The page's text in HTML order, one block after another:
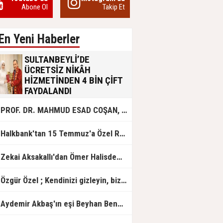
Abone Ol Takip Et
Yeni Haberler
SULTANBEYLİ’DE
ÜCRETSİZ NİKÂH
HİZMETİNDEN 4 BİN ÇİFT
FAYDALANDI
olan gençlere destek amacıyla
başlattığı ücretsiz nikâh hizmetini
başlattıklarını belirten Sultanbeyli
ücretsiz hizmet vermenin
DR. MAHMUD ESAD COŞAN, DOĞUMUNUN HİCRÎ 91. YILINDA ELAZIĞ'DA YÂD EDİLECEK
15 Temmuz'a Özel Reklam Filmi: "İrade Bizim, Zafer Bizim"
Aksakallı'dan Ömer Halisdemir'e 'vefa' ziyareti!
Özel ; Kendinizi gizleyin, bizden işaret bekleyin
Akbaş'ın eşi Beyhan Benek Akbaş hayatını kaybetti